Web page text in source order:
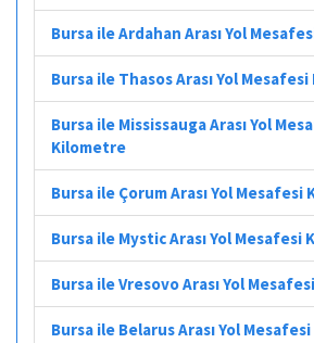
Bursa ile Ardahan Arası Yol
Bursa ile Thasos Arası Yol
Bursa ile Mississauga Arası Yol
Kilometre
Bursa ile Çorum Arası Yol Mesafesi
Bursa ile Mystic Arası Yol Mesafesi
Bursa ile Vresovo Arası Yol
Bursa ile Belarus Arası Yol